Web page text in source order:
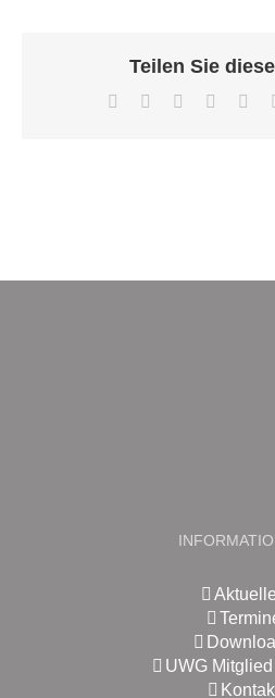
Teilen Sie
Facebook Reddit
UWG